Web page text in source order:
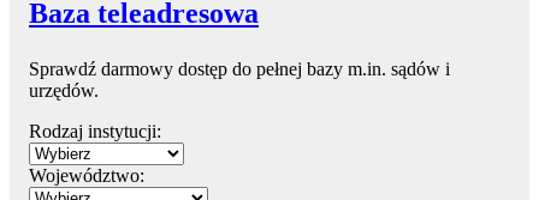
Baza teleadresowa
Sprawdź darmowy dostęp do pełnej bazy m.in. sądów i
urzędów.
Rodzaj instytucji:
Województwo: